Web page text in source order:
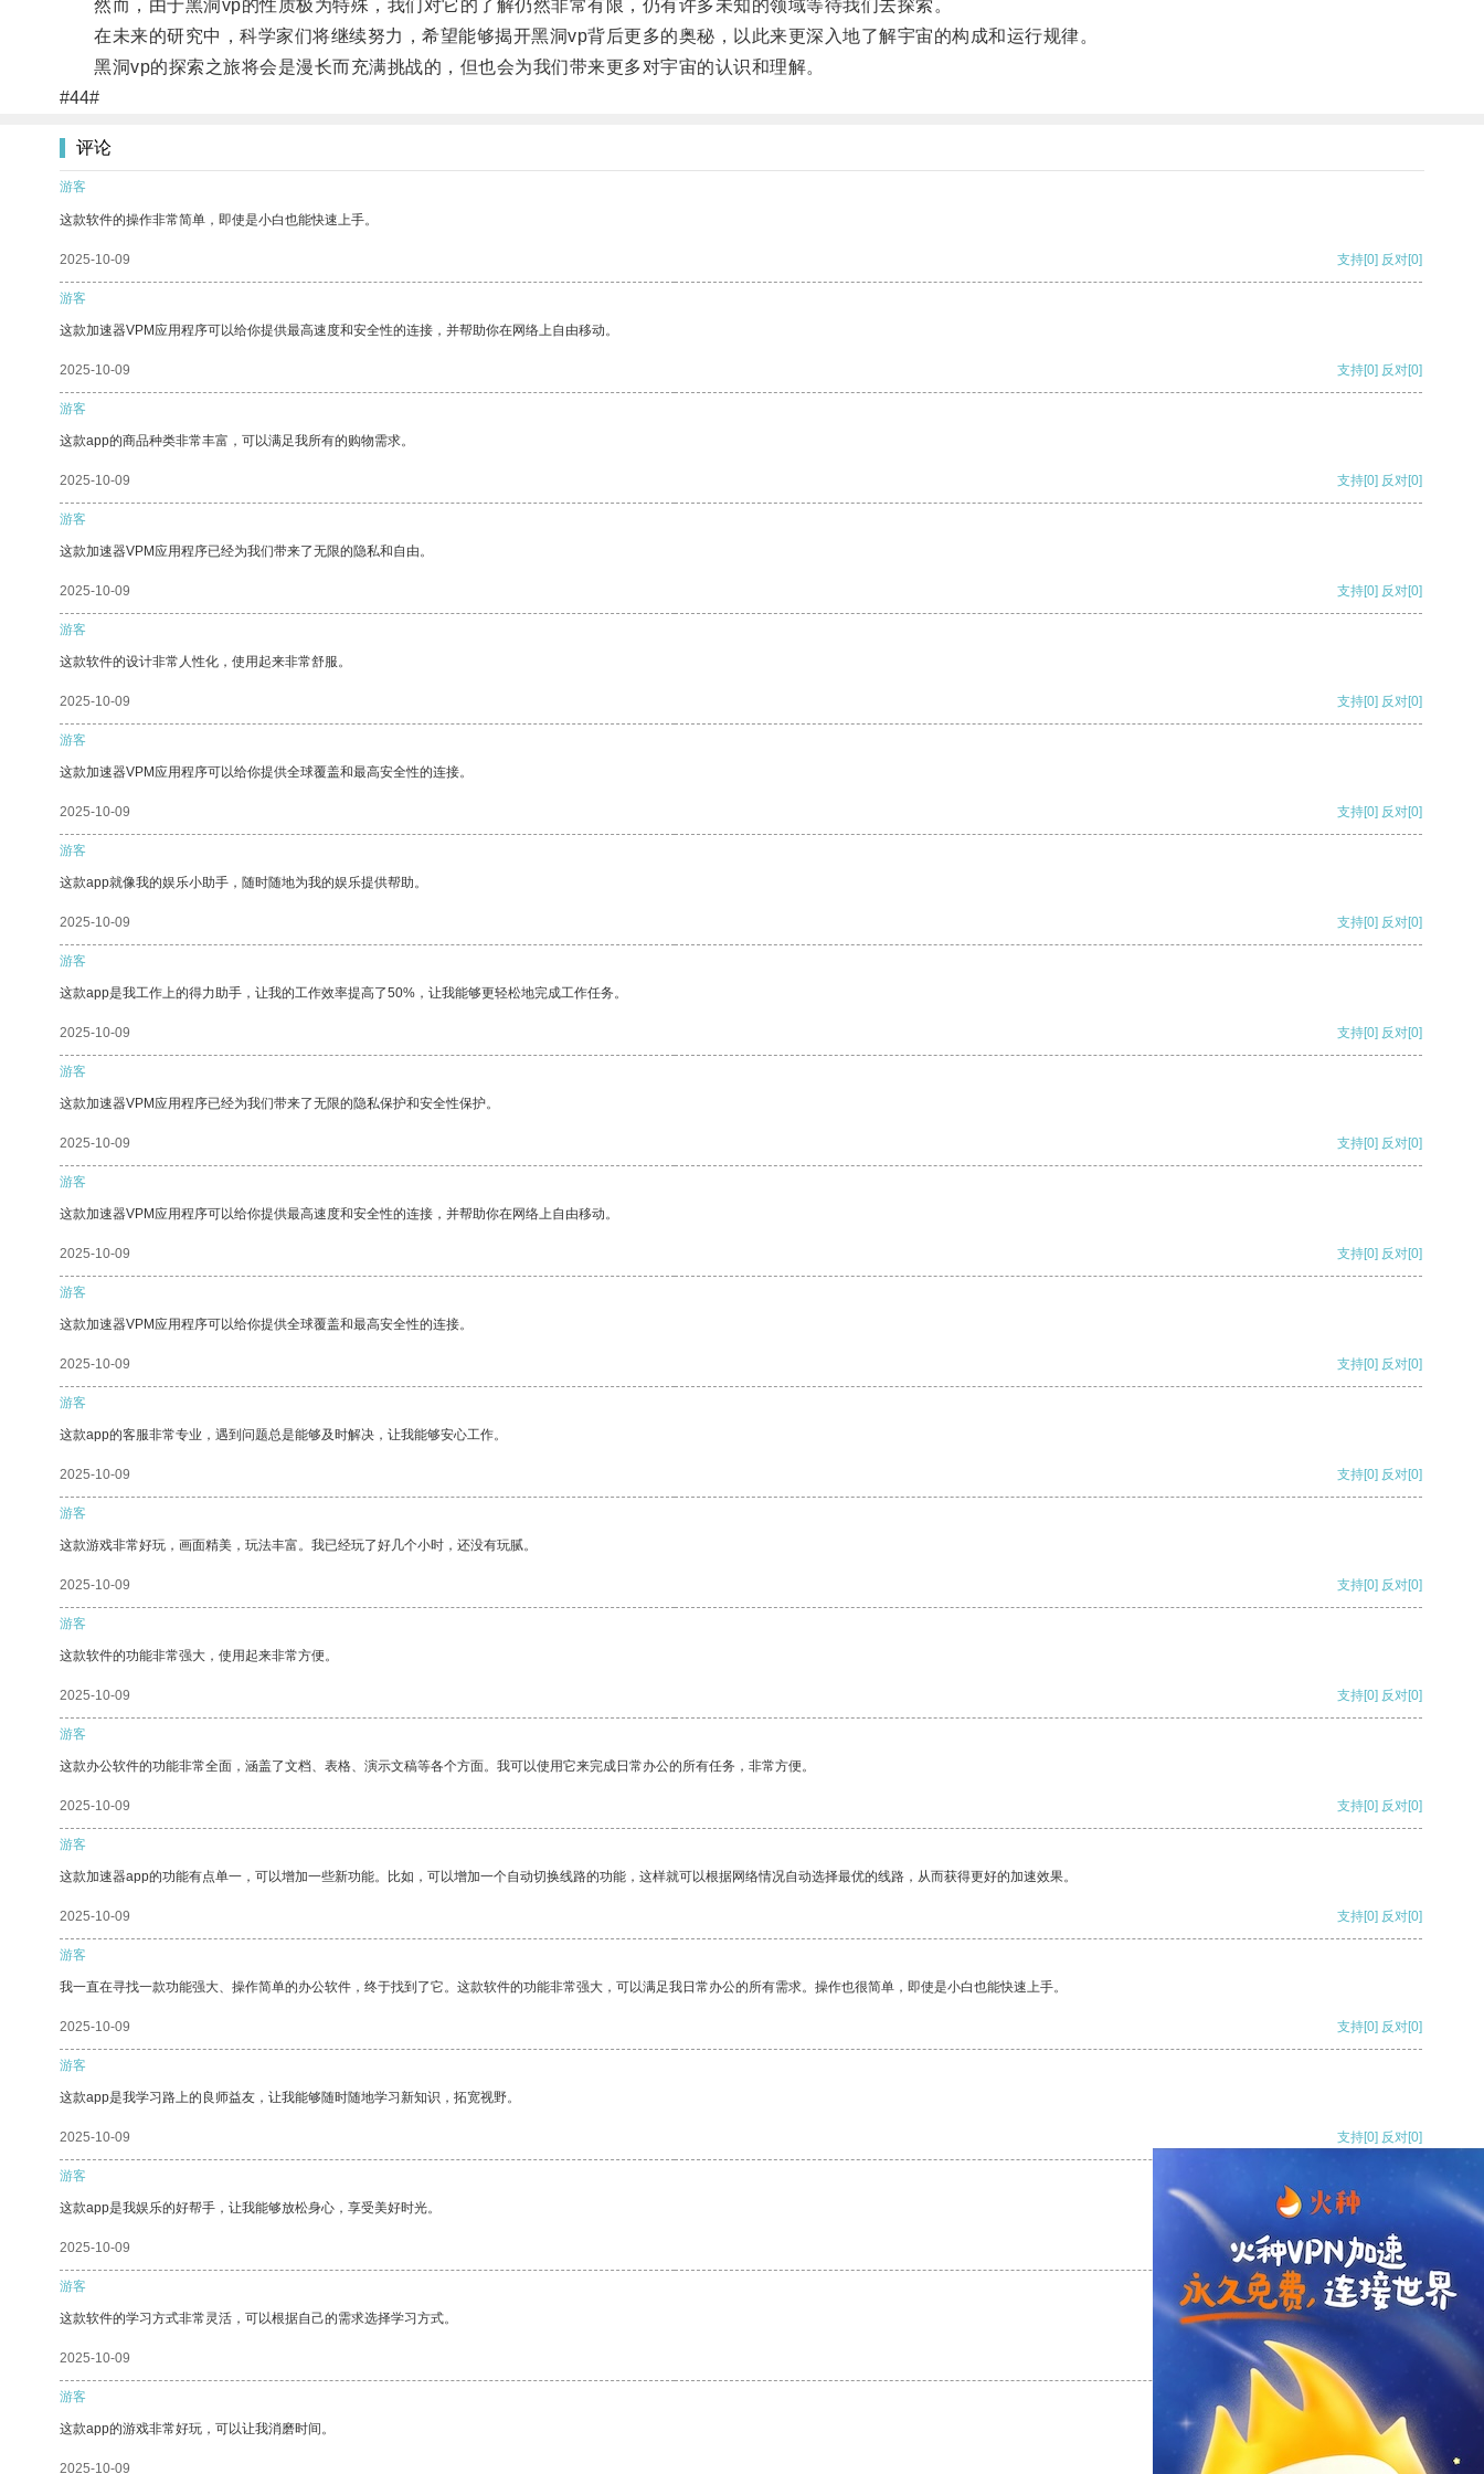
然而，由于黑洞vp的性质极为特殊，我们对它的了解仍然非常有限，仍有许多未知的领域等待我们去探索。
在未来的研究中，科学家们将继续努力，希望能够揭开黑洞vp背后更多的奥秘，以此来更深入地了解宇宙的构成和运行规律。
黑洞vp的探索之旅将会是漫长而充满挑战的，但也会为我们带来更多对宇宙的认识和理解。
#44#
评论
游客
这款软件的操作非常简单，即使是小白也能快速上手。
2025-10-09 支持[0] 反对[0]
游客
这款加速器VPM应用程序可以给你提供最高速度和安全性的连接，并帮助你在网络上自由移动。
2025-10-09 支持[0] 反对[0]
游客
这款app的商品种类非常丰富，可以满足我所有的购物需求。
2025-10-09 支持[0] 反对[0]
游客
这款加速器VPM应用程序已经为我们带来了无限的隐私和自由。
2025-10-09 支持[0] 反对[0]
游客
这款软件的设计非常人性化，使用起来非常舒服。
2025-10-09 支持[0] 反对[0]
游客
这款加速器VPM应用程序可以给你提供全球覆盖和最高安全性的连接。
2025-10-09 支持[0] 反对[0]
游客
这款app就像我的娱乐小助手，随时随地为我的娱乐提供帮助。
2025-10-09 支持[0] 反对[0]
游客
这款app是我工作上的得力助手，让我的工作效率提高了50%，让我能够更轻松地完成工作任务。
2025-10-09 支持[0] 反对[0]
游客
这款加速器VPM应用程序已经为我们带来了无限的隐私保护和安全性保护。
2025-10-09 支持[0] 反对[0]
游客
这款加速器VPM应用程序可以给你提供最高速度和安全性的连接，并帮助你在网络上自由移动。
2025-10-09 支持[0] 反对[0]
游客
这款加速器VPM应用程序可以给你提供全球覆盖和最高安全性的连接。
2025-10-09 支持[0] 反对[0]
游客
这款app的客服非常专业，遇到问题总是能够及时解决，让我能够安心工作。
2025-10-09 支持[0] 反对[0]
游客
这款游戏非常好玩，画面精美，玩法丰富。我已经玩了好几个小时，还没有玩腻。
2025-10-09 支持[0] 反对[0]
游客
这款软件的功能非常强大，使用起来非常方便。
2025-10-09 支持[0] 反对[0]
游客
这款办公软件的功能非常全面，涵盖了文档、表格、演示文稿等各个方面。我可以使用它来完成日常办公的所有任务，非常方便。
2025-10-09 支持[0] 反对[0]
游客
这款加速器app的功能有点单一，可以增加一些新功能。比如，可以增加一个自动切换线路的功能，这样就可以根据网络情况自动选择最优的线路，从而获得更好的加速效果。
2025-10-09 支持[0] 反对[0]
游客
我一直在寻找一款功能强大、操作简单的办公软件，终于找到了它。这款软件的功能非常强大，可以满足我日常办公的所有需求。操作也很简单，即使是小白也能快速上手。
2025-10-09 支持[0] 反对[0]
游客
这款app是我学习路上的良师益友，让我能够随时随地学习新知识，拓宽视野。
2025-10-09 支持[0] 反对[0]
游客
这款app是我娱乐的好帮手，让我能够放松身心，享受美好时光。
2025-10-09 支持[0] 反对
游客
这款软件的学习方式非常灵活，可以根据自己的需求选择学习方式。
2025-10-09 支持
游客
这款app的游戏非常好玩，可以让我消磨时间。
2025-10-09 反对 [0]